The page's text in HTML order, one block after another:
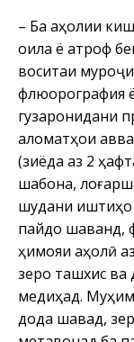
– Ба аҳолии
оила ё атроф
воситаи
флюорография
гузаронидани
аломатҳои
(зиёда аз 2
шабона,
шудани иштиҳо
пайдо шаванд,
ҳимояи аҳолӣ
зеро ташхис ва
медиҳад.
дода шавад,